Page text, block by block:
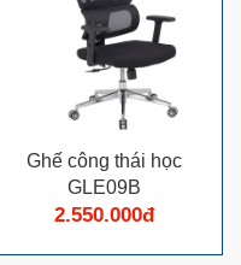
Ghế công thái học
GLE09B
2.550.000đ